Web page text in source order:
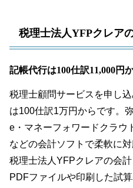
税理士法人YFPクレア
記帳代行は100仕訳11,000円
税理士顧問サービスを申し
は100仕訳1万円からです。
e・マネーフォワードクラウ
などの会計ソフトで柔軟に
税理士法人YFPクレアの会
PDFファイルや印刷した試